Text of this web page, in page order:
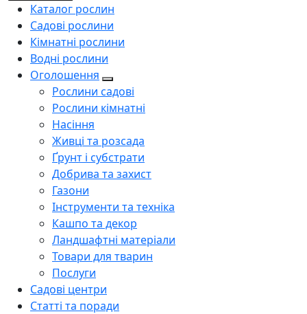
Каталог рослин
Садові рослини
Кімнатні рослини
Водні рослини
Оголошення
Рослини садові
Рослини кімнатні
Насіння
Живці та розсада
Ґрунт і субстрати
Добрива та захист
Газони
Інструменти та техніка
Кашпо та декор
Ландшафтні матеріали
Товари для тварин
Послуги
Садові центри
Статті та поради